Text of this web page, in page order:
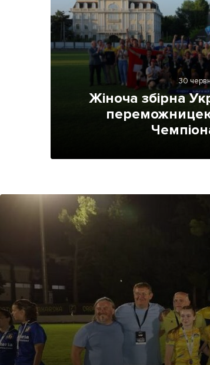
Економіка
Бізнес
Життя
Культура
Афіша
30
Жіноча збірна
переможницею